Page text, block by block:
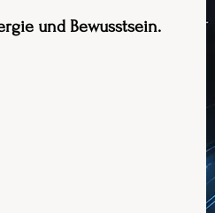
und Bewusstsein.